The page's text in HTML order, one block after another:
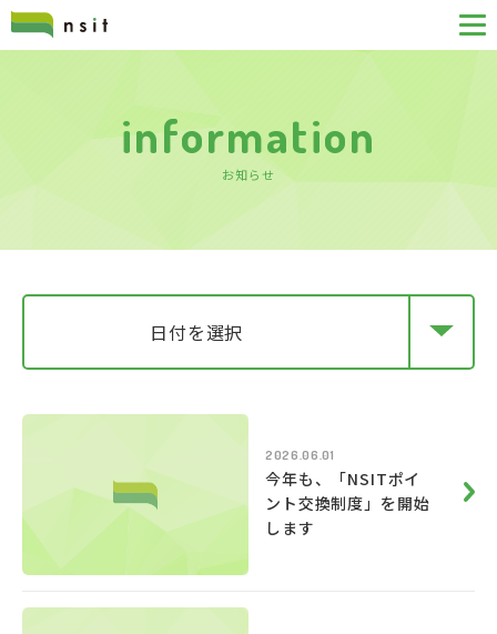
information
お知らせ
日付を選択
2026.06.01
今年も、「NSITポイ
ント交換制度」を開始
します